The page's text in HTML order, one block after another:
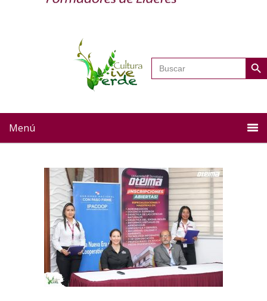
Buscar: Botón
Menú